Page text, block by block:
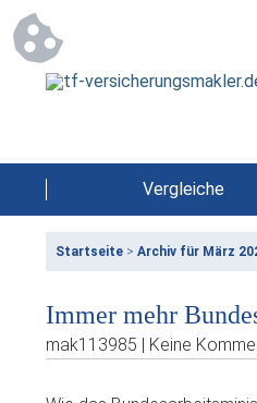
Vergleiche
Startseite > Archiv für März
Immer mehr
mak113985 | Keine